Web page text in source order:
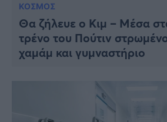
ΚΟΣΜΟΣ
Θα ζήλευε ο Κιμ – Μέσα
τρένο του Πούτιν
χαμάμ και γυμναστήριο